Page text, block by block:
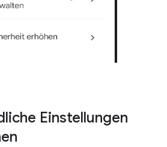
Einstellungen